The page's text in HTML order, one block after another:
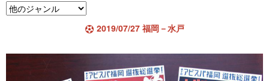
2019/07/27 福岡－水戸